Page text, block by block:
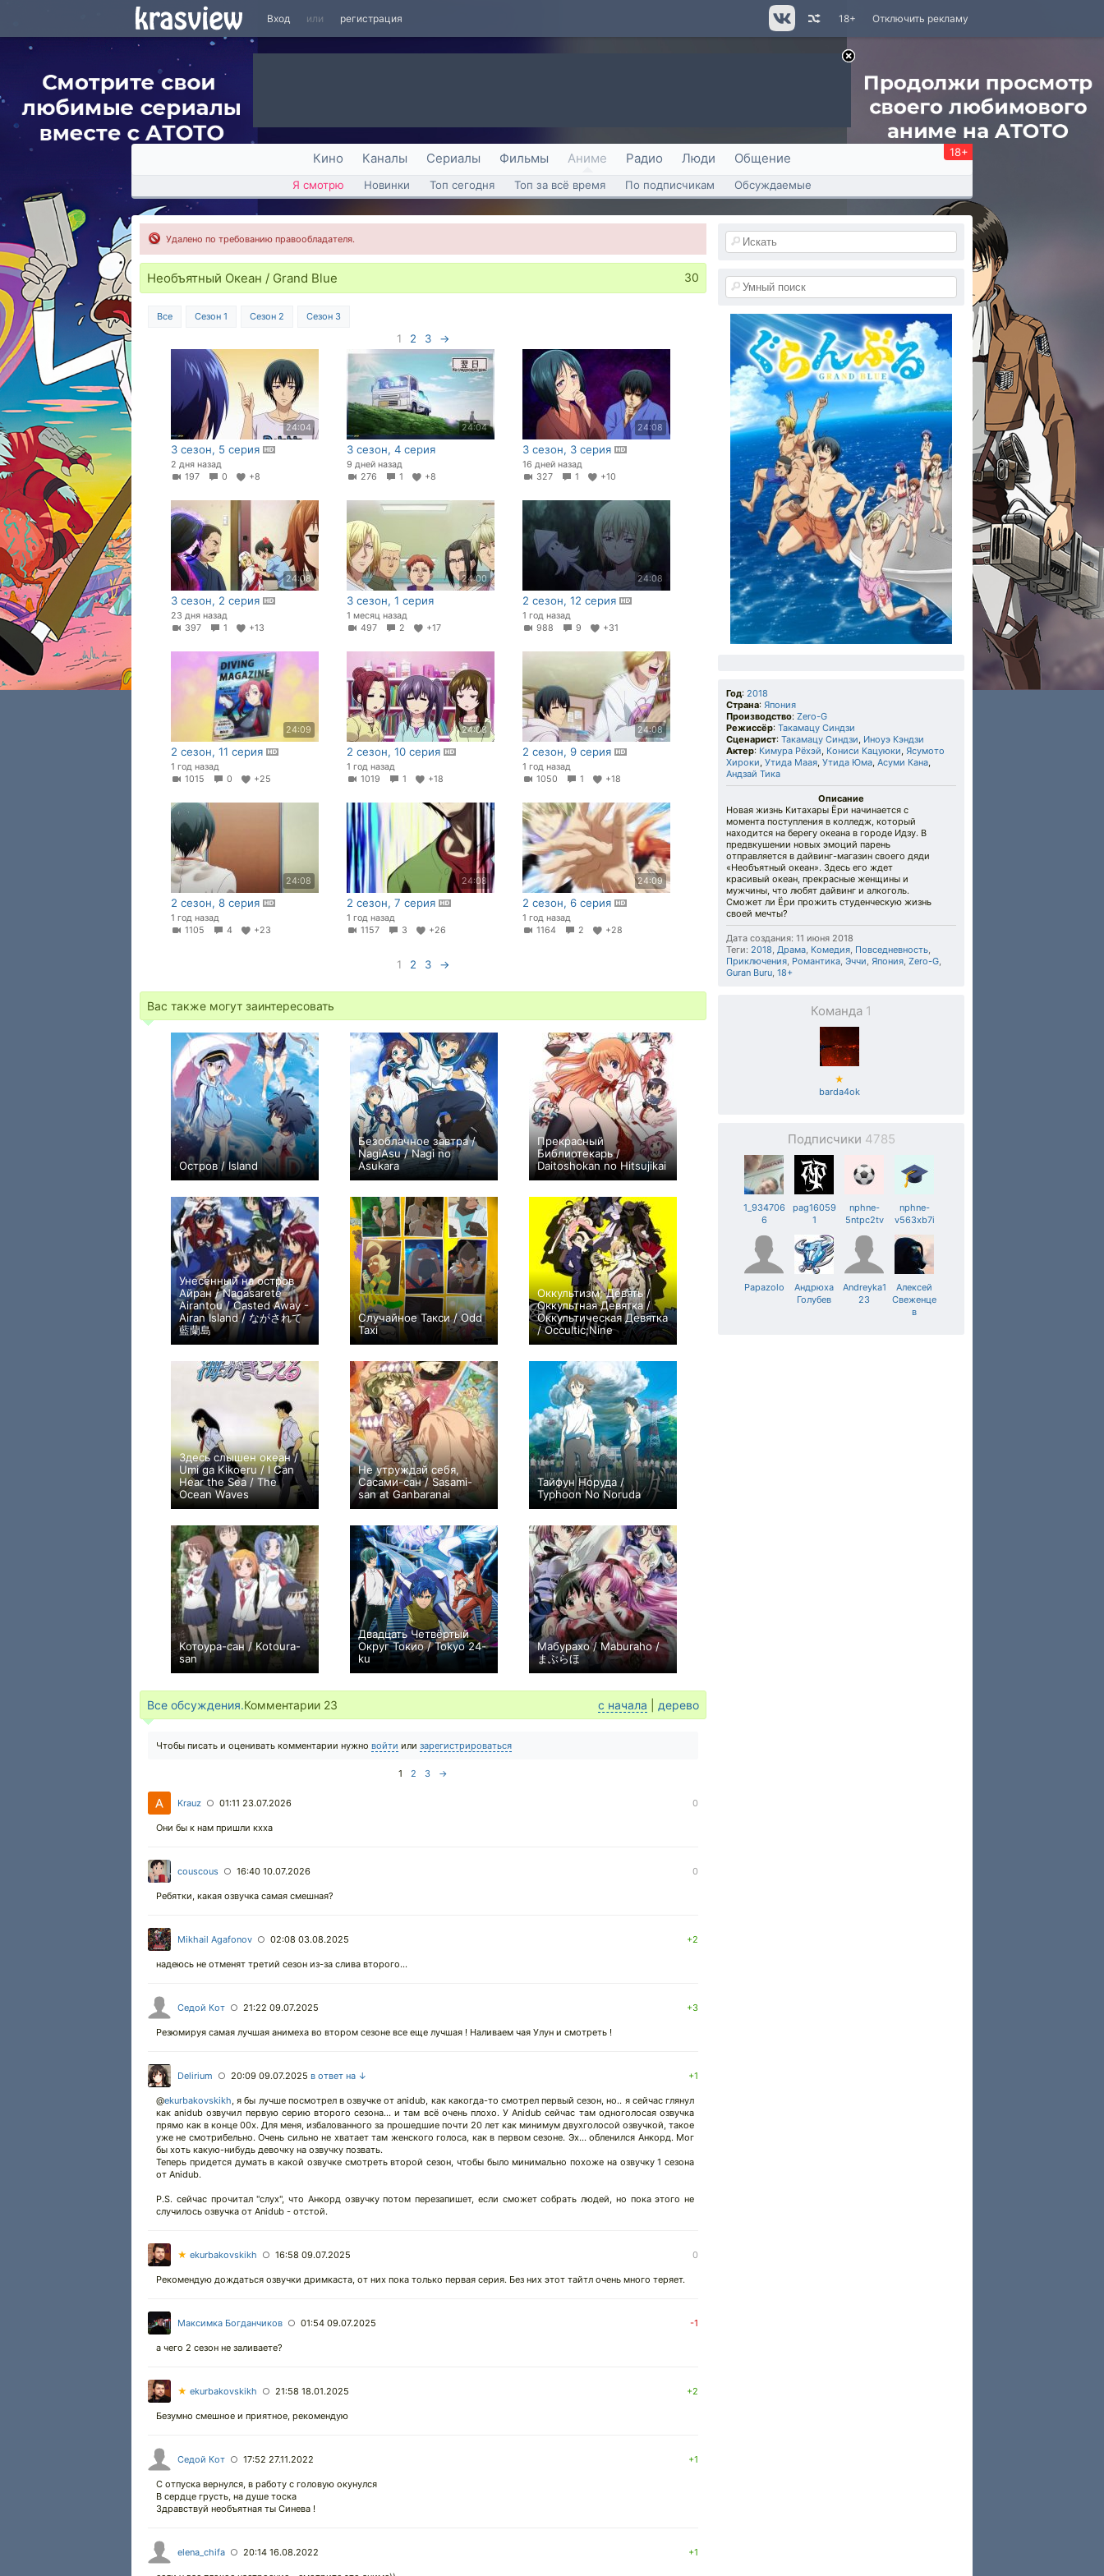
Вход или регистрация Отключить рекламу
18+
Кино Каналы Сериалы Фильмы Аниме Радио Люди Общение 18+
Я смотрю Новинки Топ сегодня Топ за всё время По подписчикам Обсуждаемые
Удалено по требованию правообладателя.
Необъятный Океан / Grand Blue 30
Все Сезон 1 Сезон 2 Сезон 3
1 2 3 →
24:04
3 сезон, 5 серия
2 дня назад
197
0 +8
24:04
3 сезон, 4 серия
9 дней назад
276
1 +8
24:08
3 сезон, 3 серия
16 дней назад
327
1 +10
24:08
3 сезон, 2 серия
23 дня назад
397
1 +13
24:00
3 сезон, 1 серия
1 месяц назад
497
2 +17
24:08
2 сезон, 12 серия
1 год назад
988
9 +31
24:09
2 сезон, 11 серия
1 год назад
1015
0 +25
24:08
2 сезон, 10 серия
1 год назад
1019
1 +18
24:08
2 сезон, 9 серия
1 год назад
1050
1 +18
24:08
2 сезон, 8 серия
1 год назад
1105
4 +23
24:08
2 сезон, 7 серия
1 год назад
1157
3 +26
24:09
2 сезон, 6 серия
1 год назад
1164
2 +28
1 2 3 →
Вас также могут заинтересовать
Остров / Island
+35 13 195
Безоблачное завтра /
NagiAsu / Nagi no
Asukara
+59 52 151
Прекрасный
Библиотекарь /
Daitoshokan no Hitsujikai
+44 12 192
Унесённый на остров
Айран / Nagasarete
Airantou / Casted Away -
Airan Island / ながされて
藍蘭島
+25 26 241
Случайное Такси / Odd
Taxi
+199 13 531
Оккультизм; Девять /
Оккультная Девятка /
Оккультическая Девятка
/ Occultic;Nine
+46 12 202
Здесь слышен океан /
Umi ga Kikoeru / I Can
Hear the Sea / The
Ocean Waves
+20 1 209
Не утруждай себя,
Сасами-сан / Sasami-
san at Ganbaranai
+2 14 44
Тайфун Норуда /
Typhoon No Noruda
+5 1 76
Котоура-сан / Kotoura-
san
+49 12 261
Двадцать Четвёртый
Округ Токио / Tokyo 24-
ku
+77 12 476
Мабурахо / Maburaho /
まぶらほ
+31 24 86
Все обсуждения.Комментарии 23 с начала дерево
Чтобы писать и оценивать комментарии нужно войти или зарегистрироваться
1 2 3 →
Krauz ○ 01:11 23.07.2026 0
Они бы к нам пришли кхха
couscous ○ 16:40 10.07.2026 0
Ребятки, какая озвучка самая смешная?
Mikhail Agafonov ○ 02:08 03.08.2025 +2
надеюсь не отменят третий сезон из-за слива второго...
Седой Кот ○ 21:22 09.07.2025 +3
Резюмируя самая лучшая анимеха во втором сезоне все еще лучшая ! Наливаем чая Улун и смотреть !
Delirium ○ 20:09 09.07.2025 в ответ на ↓ +1
@ekurbakovskikh, я бы лучше посмотрел в озвучке от anidub, как какогда-то смотрел первый сезон, но.. я сейчас глянул
как anidub озвучил первую серию второго сезона... и там всё очень плохо. У Anidub сейчас там одноголосая озвучка
прямо как в конце 00х. Для меня, избалованного за прошедшие почти 20 лет как минимум двухголосой озвучкой, такое
уже не смотрибельно. Очень сильно не хватает там женского голоса, как в первом сезоне. Эх... обленился Анкорд. Мог
бы хоть какую-нибудь девочку на озвучку позвать.
Теперь придется думать в какой озвучке смотреть второй сезон, чтобы было минимально похоже на озвучку 1 сезона
от Аnidub.
P.S. сейчас прочитал "слух", что Анкорд озвучку потом перезапишет, если сможет собрать людей, но пока этого не
случилось озвучка от Аnidub - отстой.
★ ekurbakovskikh ○ 16:58 09.07.2025 0
Рекомендую дождаться озвучки дримкаста, от них пока только первая серия. Без них этот тайтл очень много теряет.
Максимка Богданчиков ○ 01:54 09.07.2025 -1
а чего 2 сезон не заливаете?
★ ekurbakovskikh ○ 21:58 18.01.2025 +2
Безумно смешное и приятное, рекомендую
Седой Кот ○ 17:52 27.11.2022 +1
С отпуска вернулся, в работу с головую окунулся
В сердце грусть, на душе тоска
Здравствуй необъятная ты Синева !
elena_chifa ○ 20:14 16.08.2022 +1
Год: 2018
Страна: Япония
Производство: Zero-G
Режиссёр: Такамацу Синдзи
Сценарист: Такамацу Синдзи, Иноуэ Кэндзи
Актер: Кимура Рёхэй, Кониси Кацуюки, Ясумото
Хироки, Утида Маая, Утида Юма, Асуми Кана,
Андзай Тика
Описание
Новая жизнь Китахары Ёри начинается с
момента поступления в колледж, который
находится на берегу океана в городе Идзу. В
предвкушении новых эмоций парень
отправляется в дайвинг-магазин своего дяди
«Необъятный океан». Здесь его ждет
красивый океан, прекрасные женщины и
мужчины, что любят дайвинг и алкоголь.
Сможет ли Ёри прожить студенческую жизнь
своей мечты?
Дата создания: 11 июня 2018
Теги: 2018, Драма, Комедия, Повседневность,
Приключения, Романтика, Эччи, Япония, Zero-G,
Guran Buru, 18+
Команда 1
★
barda4ok
Подписчики 4785
1_934706
6
pag16059
1
nphne-
5ntpc2tv
nphne-
v563xb7i
Papazolo
Андрюха
Голубев
Andreyka1
23
Алексей
Свеженце
в